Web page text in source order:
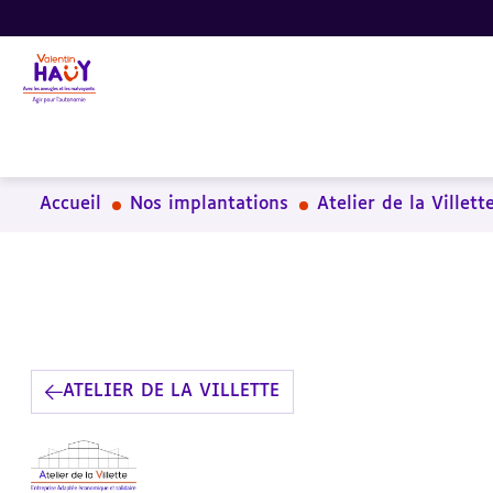
Aller
au
contenu
principal
Aller
au
pied
de
Aller
à
la
recherche
Accueil Nos implantations Atelier de la
ATELIER DE LA VILLETTE